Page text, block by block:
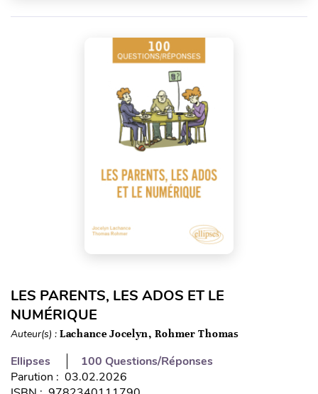
LES PARENTS, LES ADOS ET LE
NUMÉRIQUE
Auteur(s) : Lachance Jocelyn, Rohmer Thomas
Ellipses
100 Questions/Réponses
Parution : 03.02.2026